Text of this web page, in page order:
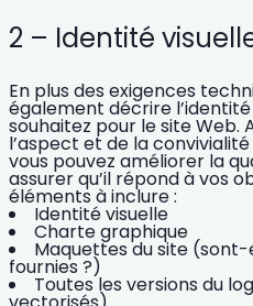
2 – Identité
En plus des exigences
également décrire
souhaitez pour le site Web.
l’aspect et de la
vous pouvez améliorer la
assurer qu’il répond à vos
éléments à inclure :
Identité visuelle
Charte graphique
Maquettes du site (sont-
fournies ?)
Toutes les versions du